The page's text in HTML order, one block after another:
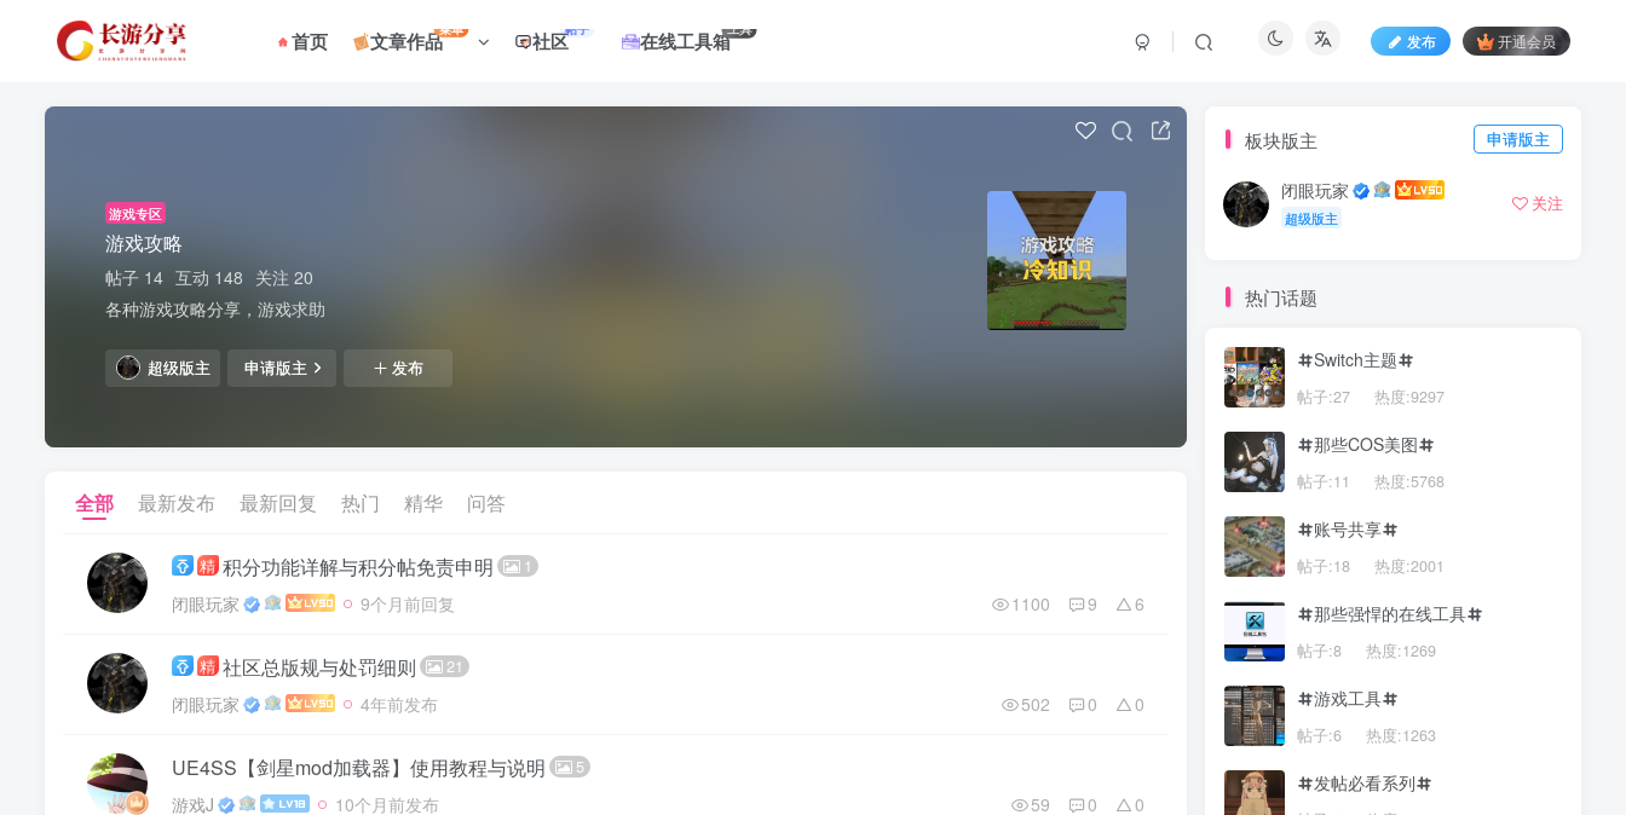
首页 文章作品菜单 社区帖子 在线工具箱工具
发布 开通会员
游戏专区
游戏攻略
帖子 14 互动 148 关注 20
各种游戏攻略分享，游戏求助
超级版主 申请版主 发布
全部 最新发布 最新回复 热门 精华 问答
精 积分功能详解与积分帖免责申明 1
闭眼玩家 9个月前回复 1100 9 6
精 社区总版规与处罚细则 21
闭眼玩家 4年前发布 502 0 0
UE4SS【剑星mod加载器】使用教程与说明 5
游戏J 10个月前发布 59 0 0
板块版主 申请版主
闭眼玩家
超级版主
关注
热门话题
Switch主题
帖子:27 热度:9297
那些COS美图
帖子:11 热度:5768
账号共享
帖子:18 热度:2001
那些强悍的在线工具
帖子:8 热度:1269
游戏工具
帖子:6 热度:1263
发帖必看系列